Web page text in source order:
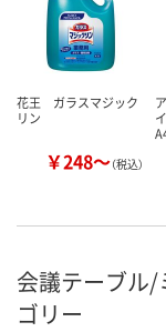
花王 ガラスマジック
リン
￥248～（税込）
会議テーブル/
ゴリー